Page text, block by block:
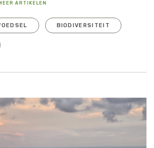
ARTIKELEN
BIODIVERSITEIT